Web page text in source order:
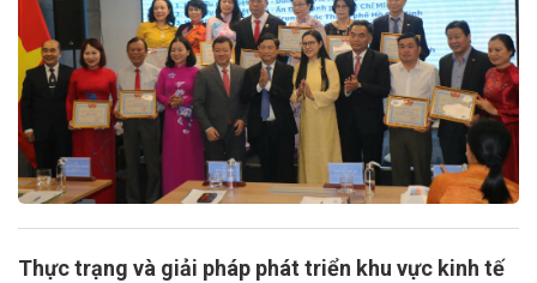
Thực trạng và giải pháp phát triển khu vực kinh tế